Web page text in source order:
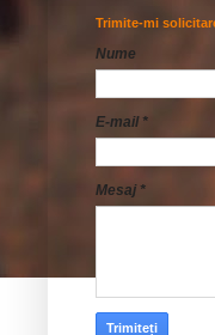
Trimite-mi
Nume
E-mail *
Mesaj *